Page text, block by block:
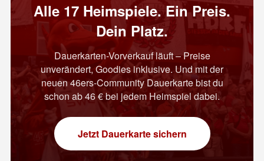
Alle 17 Heimspiele. Ein Preis.
Dein Platz.
Dauerkarten-Vorverkauf läuft – Preise
unverändert, Goodies inklusive. Und mit der
neuen 46ers-Community Dauerkarte bist du
schon ab 46 € bei jedem Heimspiel dabei.
Jetzt Dauerkarte sichern